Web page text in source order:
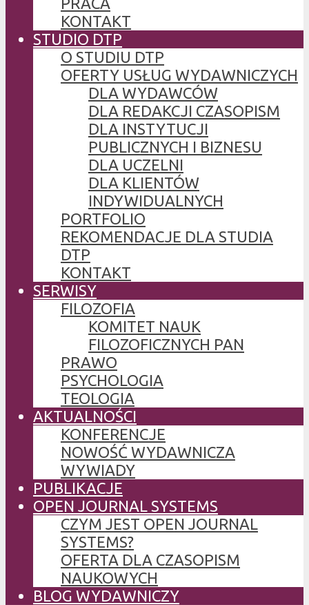
KONTAKT
STUDIO DTP
O STUDIU DTP
OFERTY USŁUG WYDAWNICZYCH
DLA WYDAWCÓW
DLA REDAKCJI CZASOPISM
DLA INSTYTUCJI
PUBLICZNYCH I BIZNESU
DLA UCZELNI
DLA KLIENTÓW
INDYWIDUALNYCH
PORTFOLIO
REKOMENDACJE DLA STUDIA
DTP
KONTAKT
SERWISY
FILOZOFIA
KOMITET NAUK
FILOZOFICZNYCH PAN
PRAWO
PSYCHOLOGIA
TEOLOGIA
AKTUALNOŚCI
KONFERENCJE
NOWOŚĆ WYDAWNICZA
WYWIADY
PUBLIKACJE
OPEN JOURNAL SYSTEMS
CZYM JEST OPEN JOURNAL
SYSTEMS?
OFERTA DLA CZASOPISM
NAUKOWYCH
BLOG WYDAWNICZY